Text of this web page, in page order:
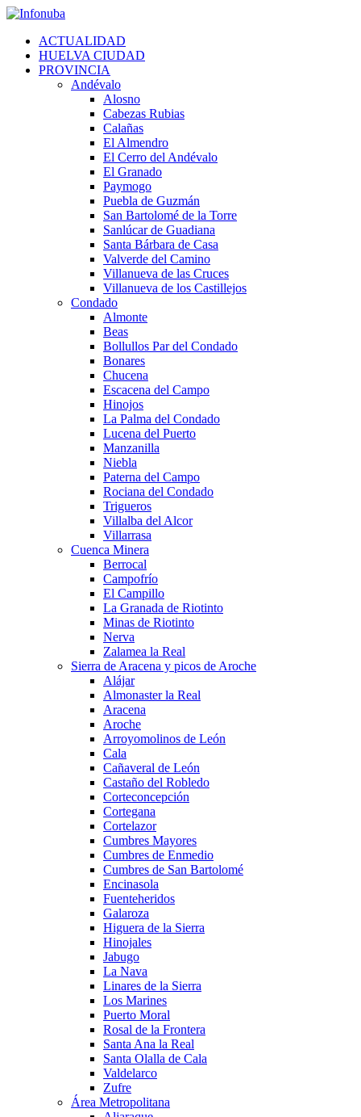
Skip
contentACTUALIDAD
HUELVA CIUDAD
PROVINCIA
Andévalo
Alosno
Cabezas Rubias
Calañas
El Almendro
El Cerro del Andévalo
El Granado
Paymogo
Puebla de Guzmán
San Bartolomé de la Torre
Sanlúcar de Guadiana
Santa Bárbara de Casa
Valverde del Camino
Villanueva de las Cruces
Villanueva de los Castillejos
Condado
Almonte
Beas
Bollullos Par del Condado
Bonares
Chucena
Escacena del Campo
Hinojos
La Palma del Condado
Lucena del Puerto
Manzanilla
Niebla
Paterna del Campo
Rociana del Condado
Trigueros
Villalba del Alcor
Villarrasa
Cuenca Minera
Berrocal
Campofrío
El Campillo
La Granada de Riotinto
Minas de Riotinto
Nerva
Zalamea la Real
Sierra de Aracena y picos de Aroche
Alájar
Almonaster la Real
Aracena
Aroche
Arroyomolinos de León
Cala
Cañaveral de León
Castaño del Robledo
Corteconcepción
Cortegana
Cortelazor
Cumbres Mayores
Cumbres de Enmedio
Cumbres de San Bartolomé
Encinasola
Fuenteheridos
Galaroza
Higuera de la Sierra
Hinojales
Jabugo
La Nava
Linares de la Sierra
Los Marines
Puerto Moral
Rosal de la Frontera
Santa Ana la Real
Santa Olalla de Cala
Valdelarco
Zufre
Área Metropolitana